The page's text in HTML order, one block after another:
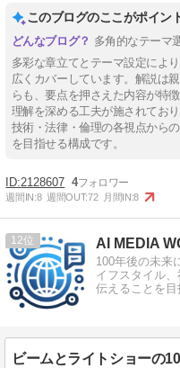
このブログのここがポイン
多角的なテーマ
多彩な章立てとテーマ設定によ
広くカバーしています。解説は
らも、要点を押さえた内容が特
理解を深める工夫が施されてお
技術・法律・倫理の各視点から
を目指せる構成です。
2128607 4
週間IN:8 週間OUT:72 月間IN:8
12 AI MEDIA
100年後の未来
イフスタイル
伝えることを目